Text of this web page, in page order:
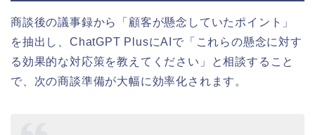
商談後の議事録から「顧客が懸念していたポイント」
を抽出し、ChatGPT PlusにAIで「これらの懸念に対す
る効果的な対応策を教えてください」と相談すること
で、次の商談準備が大幅に効率化されます。